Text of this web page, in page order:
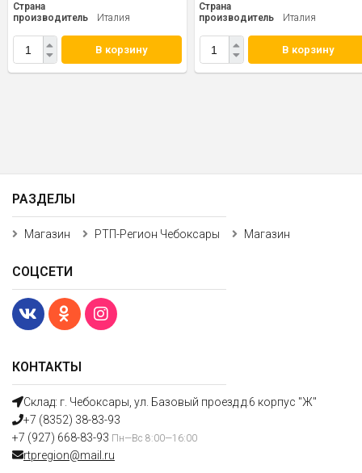
Страна
производитель
Италия
В корзину
Страна
производитель
Италия
В корзину
КОНТАКТЫ
Склад: г. Чебоксары, ул. Базовый проезд д.6 корпус "Ж"
+7 (8352) 38-83-93
+7 (927) 668-83-93 Пн—Вс 8:00—16:00
rtpregion@mail.ru
РАЗДЕЛЫ
Магазин РТП-Регион Чебоксары Магазин
СОЦСЕТИ